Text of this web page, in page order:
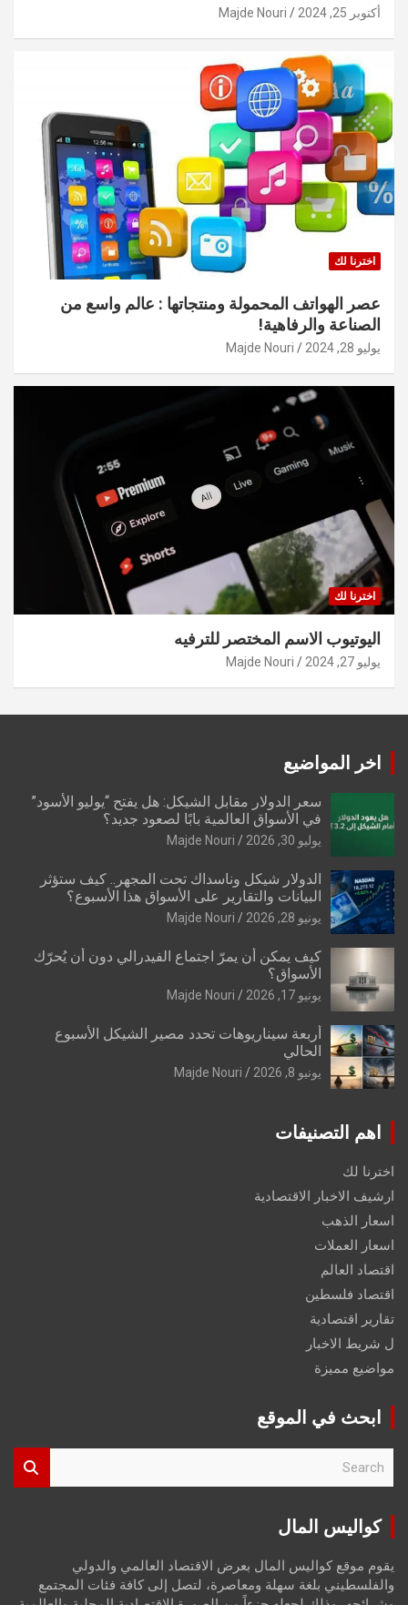
أكتوبر 25, 2024 Majde Nouri
اخترنا لك
عصر الهواتف المحمولة ومنتجاتها : عالم واسع من
الصناعة والرفاهية!
يوليو 28, 2024 Majde Nouri
اخترنا لك
اليوتيوب الاسم المختصر للترفيه
يوليو 27, 2024 Majde Nouri
اخر المواضيع
سعر الدولار مقابل الشيكل: هل يفتح “يوليو الأسود”
في الأسواق العالمية بابًا لصعود جديد؟
يوليو 30, 2026 Majde Nouri
الدولار شيكل وناسداك تحت المجهر.. كيف ستؤثر
البيانات والتقارير على الأسواق هذا الأسبوع؟
يونيو 28, 2026 Majde Nouri
كيف يمكن أن يمرّ اجتماع الفيدرالي دون أن يُحرّك
الأسواق؟
يونيو 17, 2026 Majde Nouri
أربعة سيناريوهات تحدد مصير الشيكل الأسبوع
الحالي
يونيو 8, 2026 Majde Nouri
اهم التصنيفات
اخترنا لك
ارشيف الاخبار الاقتصادية
اسعار الذهب
اسعار العملات
اقتصاد العالم
اقتصاد فلسطين
تقارير اقتصادية
ل شريط الاخبار
مواضيع مميزة
ابحث في الموقع
r
كواليس المال
يقوم موقع كواليس المال بعرض الاقتصاد العالمي والدولي
والفلسطيني بلغة سهلة ومعاصرة، لتصل إلى كافة فئات المجتمع